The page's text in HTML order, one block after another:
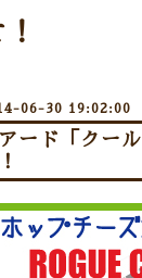
06-30 19:02:00
ード「クー